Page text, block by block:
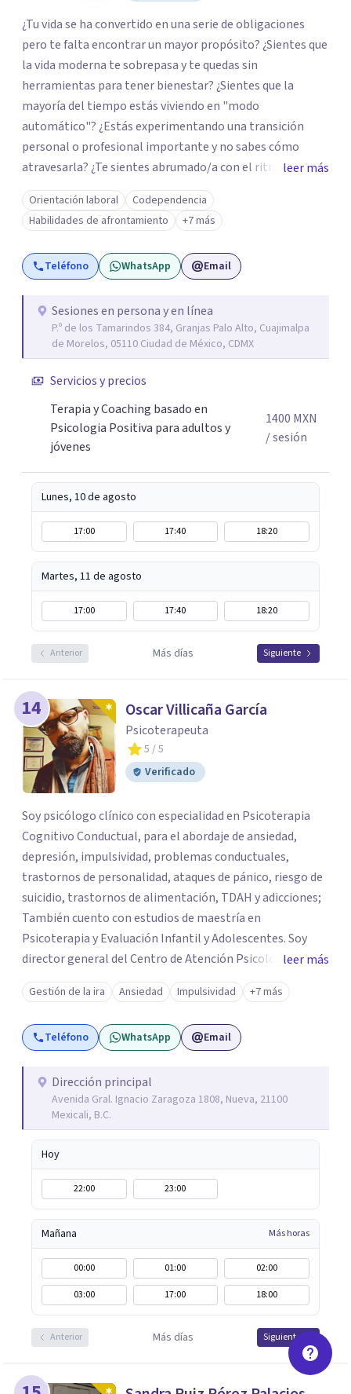
¿Tu vida se ha convertido en una serie de obligaciones
pero te falta encontrar un mayor propósito? ¿Sientes que
la vida moderna te sobrepasa y te quedas sin
herramientas para tener bienestar? ¿Sientes que la
mayoría del tiempo estás viviendo en "modo
automático"? ¿Estás experimentando una transición
personal o profesional importante y no sabes cómo
atravesarla? ¿Te sientes abrumado/a con el ritmo de tu
día a día y te preguntas si hay una mejor manera de vivir?
¿Aunque no estás deprimido/a sientes que te gustaría
potenciar tu capacidad de bienestar? Hola, Soy
Mariangela Rodriguez Badel. Uno de mis propósitos de
vida es impactar positivamente la vida de jóvenes y
uno/a y acompañándolo/as a encontrar herramientas
que les permitan conectar con su vida de maneras
diferentes y avanzar hacia donde lo necesitan. Hago
manera presencial en la Ciudad de México.
Adicionalmente enseño herramientas de psicología
positiva y bienestar a grupos y equipos.
leer más
Orientación laboral
Codependencia
Habilidades de afrontamiento
+7 más
Teléfono WhatsApp Email
Sesiones en persona y en línea
P.º de los Tamarindos 384, Granjas Palo Alto, Cuajimalpa
de Morelos, 05110 Ciudad de México, CDMX
Servicios y precios
Terapia y Coaching basado en
Psicologia Positiva para adultos y
jóvenes
1400 MXN
/ sesión
Lunes, 10 de agosto
17:00 17:40 18:20
Martes, 11 de agosto
17:00 17:40 18:20
Anterior Más días Siguiente
14 Oscar Villicaña García
Psicoterapeuta
5 / 5
Verificado
Soy psicólogo clínico con especialidad en Psicoterapia
Cognitivo Conductual, para el abordaje de ansiedad,
depresión, impulsividad, problemas conductuales,
trastornos de personalidad, ataques de pánico, riesgo de
suicidio, trastornos de alimentación, TDAH y adicciones;
También cuento con estudios de maestría en
Psicoterapia y Evaluación Infantil y Adolescentes. Soy
director general del Centro de Atención Psicológica y
Aprendizaje Mák Psap, trabajo proceso psicoterapéutico
con adultos y adolescentes, evaluaciones psicológicas
integrales con niños desde los 2 años y medio hasta
jóvenes de 17, realizo diagnósticos psicológicos clínicos
asesoría, conferencias y talleres en empresas y escuelas,
abordando distintos temas de inteligencia emocional y
salud mental.
leer más
Gestión de la ira Ansiedad Impulsividad +7 más
Teléfono WhatsApp Email
Dirección principal
Avenida Gral. Ignacio Zaragoza 1808, Nueva, 21100
Mexicali, B.C.
Hoy
22:00 23:00
Mañana Más horas
00:00 01:00
02:00
03:00
17:00 18:00
Anterior Más días Siguiente